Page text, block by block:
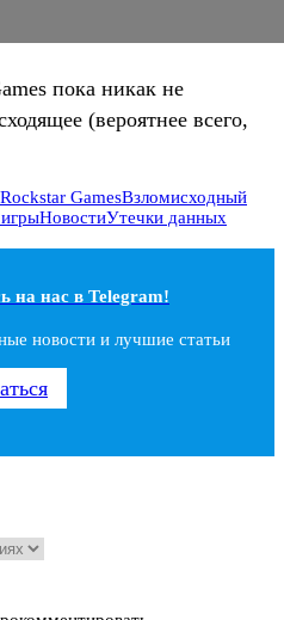
пока никак не
(вероятнее всего,
Rockstar GamesВзломисходный
НовостиУтечки данных
на наc в Telegram!
новости и лучшие статьи